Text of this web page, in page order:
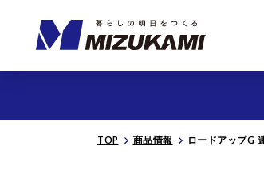
TOP 商品情報 ロードアップG